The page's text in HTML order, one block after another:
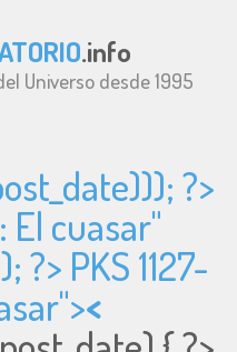
.info
Universo desde 1995
?>
El cuasar"
?> PKS 1127-
<